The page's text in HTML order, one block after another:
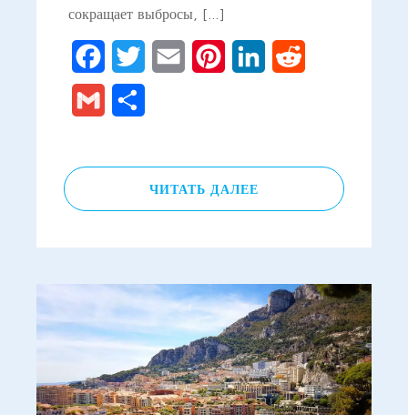
сокращает выбросы, […]
FacebookTwitter Email PinterestLinkedIn
Gmail
ЧИТАТЬ ДАЛЕЕ